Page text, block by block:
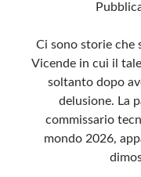
Ci sono storie che
Vicende in cui il
soltanto dopo
delusione. La
commissario
mondo 2026,